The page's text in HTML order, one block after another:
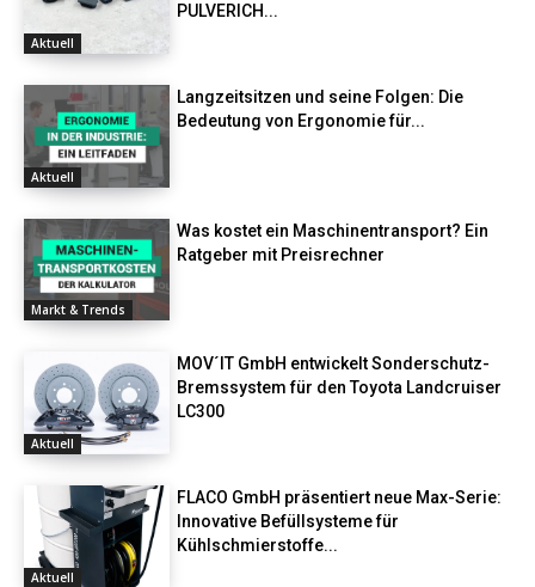
Aktuell
PULVERICH...
Aktuell
Langzeitsitzen und seine Folgen: Die
Bedeutung von Ergonomie für...
Markt & Trends
Was kostet ein Maschinentransport? Ein
Ratgeber mit Preisrechner
Aktuell
MOV´IT GmbH entwickelt Sonderschutz-
Bremssystem für den Toyota Landcruiser
LC300
Aktuell
FLACO GmbH präsentiert neue Max-Serie:
Innovative Befüllsysteme für
Kühlschmierstoffe...